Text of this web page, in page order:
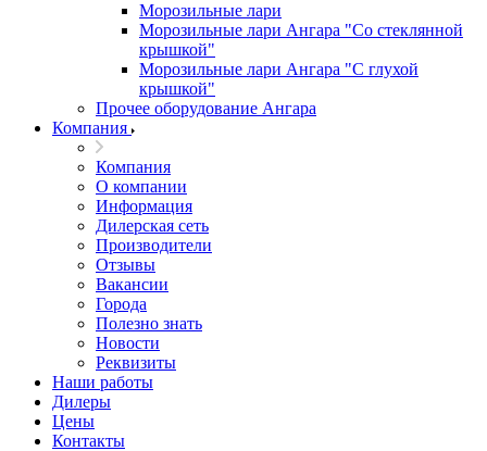
Морозильные лари
Морозильные лари Ангара "Со стеклянной
крышкой"
Морозильные лари Ангара "С глухой
крышкой"
Прочее оборудование Ангара
Компания
Компания
О компании
Информация
Дилерская сеть
Производители
Отзывы
Вакансии
Города
Полезно знать
Новости
Реквизиты
Наши работы
Дилеры
Цены
Контакты